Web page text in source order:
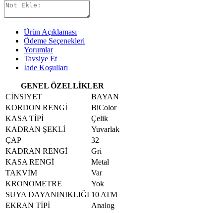
Ürün Açıklaması
Ödeme Seçenekleri
Yorumlar
Tavsiye Et
İade Koşulları
GENEL ÖZELLİKLER
CİNSİYET
BAYAN
KORDON RENGİ
BiColor
KASA TİPİ
Çelik
KADRAN ŞEKLİ
Yuvarlak
ÇAP
32
KADRAN RENGİ
Gri
KASA RENGİ
Metal
TAKVİM
Var
KRONOMETRE
Yok
SUYA DAYANINIKLIĞI 10 ATM
EKRAN TİPİ
Analog